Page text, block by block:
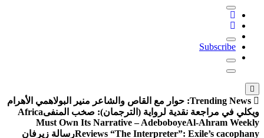
Subscribe
حوار مع القاص والشاعر منير البولاهمي الأهرام
ويكلي في مراجعة نقدية لرواية (الترجمان): صخب المنفىAfrica
Must Own Its Narrative – AdeboboyeAl-Ahram Weekly
Reviews “The Interpreter”: Exile’s cacophanyرسالة زيرفان